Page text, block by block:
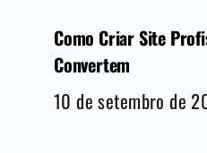
Como Criar Site
Convertem
10 de setembro de